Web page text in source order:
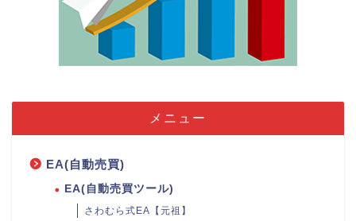
メニュー
EA(自動売買)
EA(自動売買ツール)
さわむら式EA【元祖】